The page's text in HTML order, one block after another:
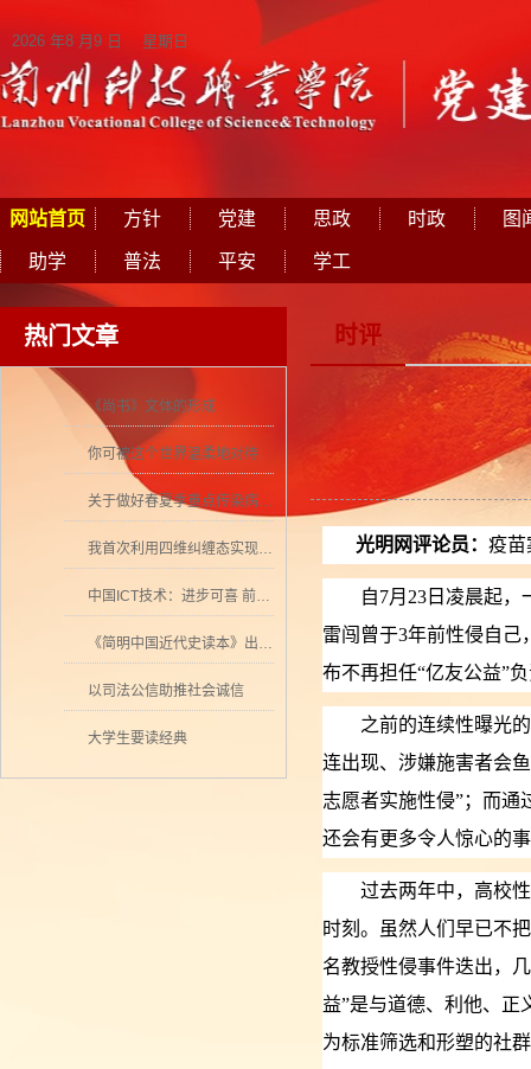
2026 年8 月9 日 星期日
网站首页 方针 党建 思政 时政 图
助学 普法 平安 学工
热门文章
《尚书》文体的形成
你可被这个世界温柔地对待
关于做好春夏季重点传染病防控工作的通知
我首次利用四维纠缠态实现量子密集编码
中国ICT技术：进步可喜 前景可期
《简明中国近代史读本》出版 历史学者张海鹏领衔撰写
以司法公信助推社会诚信
大学生要读经典
时评
光明网评论员： 疫苗
自7月23日凌晨起，一
雷闯曾于3年前性侵自
布不再担任“亿友公益”
之前的连续性曝光的
连出现、涉嫌施害者会
志愿者实施性侵”；而通
还会有更多令人惊心的
过去两年中，高校性
时刻。虽然人们早已不
名教授性侵事件迭出，
益”是与道德、利他、正
为标准筛选和形塑的社